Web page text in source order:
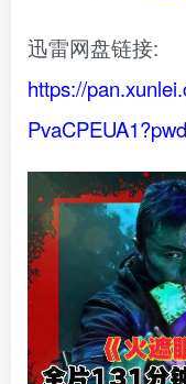
迅雷网盘链接:
https://